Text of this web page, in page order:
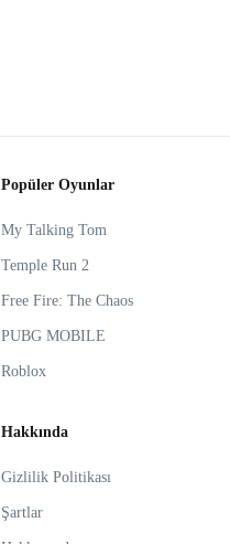
Popüler Oyunlar
My Talking Tom
Temple Run 2
Free Fire: The Chaos
PUBG MOBILE
Roblox
Hakkında
Gizlilik Politikası
Şartlar